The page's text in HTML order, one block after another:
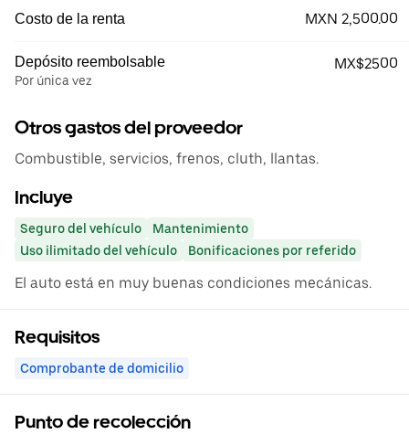
Costo de la renta MXN 2,500.00
Depósito reembolsable
Por única vez
MX$2500
Otros gastos del proveedor
Combustible, servicios, frenos, cluth, llantas.
Incluye
Seguro del vehículo
Mantenimiento
Uso ilimitado del vehículo
Bonificaciones por referido
El auto está en muy buenas condiciones mecánicas.
Requisitos
Comprobante de domicilio
Punto de recolección